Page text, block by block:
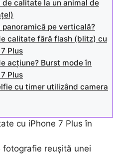
de calitate la un animal de
panoramică pe verticală?
calitate fără flash (blitz) cu
Plus
acțiune? Burst mode în
Plus
cu timer utilizând camera
cu iPhone 7 Plus în
reușită unei